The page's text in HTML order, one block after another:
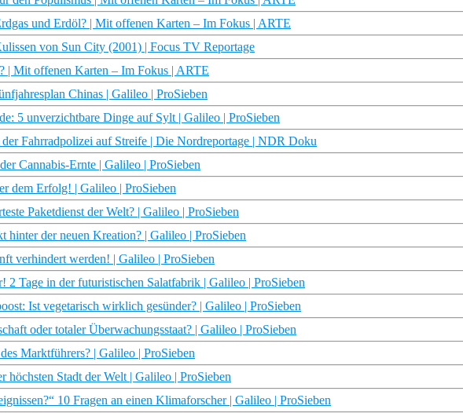
und Erdöl? | Mit offenen Karten – Im Fokus | ARTE
von Sun City (2001) | Focus TV Reportage
| Mit offenen Karten – Im Fokus | ARTE
Chinas | Galileo | ProSieben
5 unverzichtbare Dinge auf Sylt | Galileo | ProSieben
Fahrradpolizei auf Streife | Die Nordreportage | NDR Doku
Cannabis-Ernte | Galileo | ProSieben
dem Erfolg! | Galileo | ProSieben
Paketdienst der Welt? | Galileo | ProSieben
hinter der neuen Kreation? | Galileo | ProSieben
verhindert werden! | Galileo | ProSieben
2 Tage in der futuristischen Salatfabrik | Galileo | ProSieben
Ist vegetarisch wirklich gesünder? | Galileo | ProSieben
oder totaler Überwachungsstaat? | Galileo | ProSieben
Marktführers? | Galileo | ProSieben
höchsten Stadt der Welt | Galileo | ProSieben
10 Fragen an einen Klimaforscher | Galileo | ProSieben